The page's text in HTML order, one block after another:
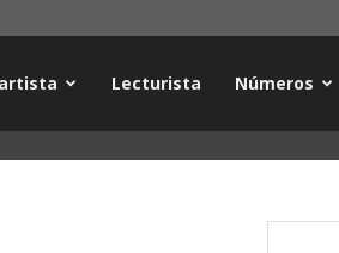
Lecturista Números